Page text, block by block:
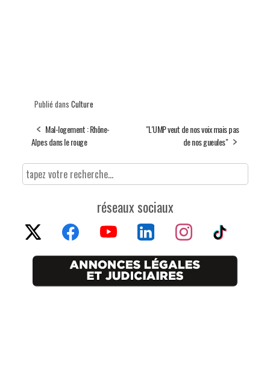
Publié dans Culture
Mal-logement : Rhône-
Alpes dans le rouge
"L'UMP veut de nos voix mais pas
de nos gueules"
réseaux sociaux